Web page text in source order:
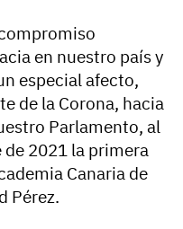
en nuestro país y
especial afecto,
de la Corona, hacia
Parlamento, al
2021 la primera
Canaria de
Pérez.